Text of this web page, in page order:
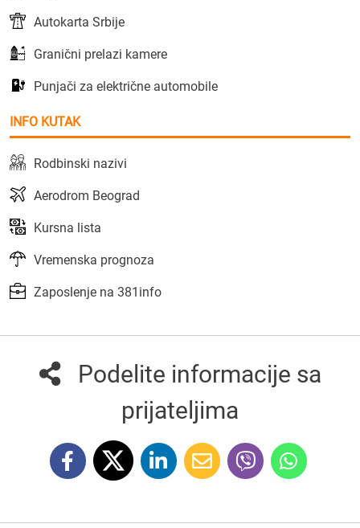
Autokarta Srbije
Granični prelazi kamere
Punjači za električne automobile
INFO KUTAK
Rodbinski nazivi
Aerodrom Beograd
Kursna lista
Vremenska prognoza
Zaposlenje na 381info
Podelite informacije sa
prijateljima